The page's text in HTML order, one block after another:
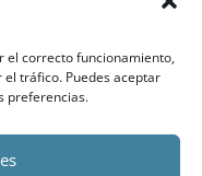
el correcto funcionamiento,
tráfico. Puedes aceptar
preferencias.